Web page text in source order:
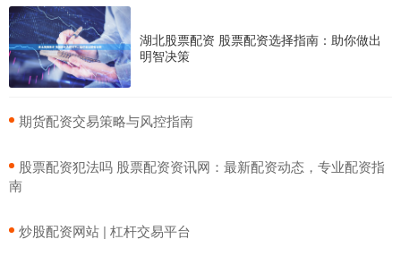
湖北股票配资 股票配资选择指南：助你做出
明智决策
​期货配资交易策略与风控指南
​股票配资犯法吗 股票配资资讯网：最新配资动态，专业配资指
南
​炒股配资网站 | 杠杆交易平台